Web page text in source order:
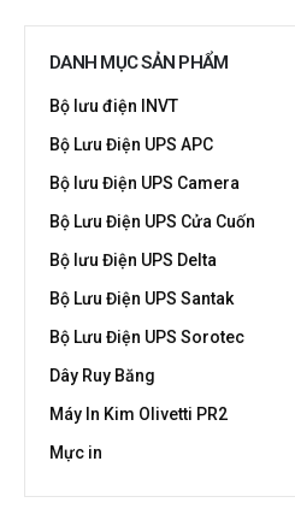
DANH MỤC SẢN PHẨM
Bộ lưu điện INVT
Bộ Lưu Điện UPS APC
Bộ lưu Điện UPS Camera
Bộ Lưu Điện UPS Cửa Cuốn
Bộ lưu Điện UPS Delta
Bộ Lưu Điện UPS Santak
Bộ Lưu Điện UPS Sorotec
Dây Ruy Băng
Máy In Kim Olivetti PR2
Mực in